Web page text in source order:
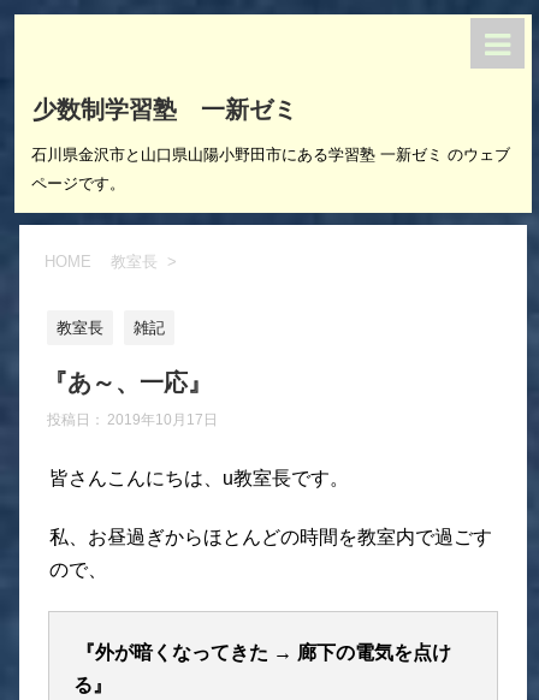
少数制学習塾 一新ゼミ
石川県金沢市と山口県山陽小野田市にある学習塾 一新ゼミ のウェブ
ページです。
HOME 教室長 >
教室長 雑記
『あ～、一応』
投稿日： 2019年10月17日
皆さんこんにちは、u教室長です。
私、お昼過ぎからほとんどの時間を教室内で過ごす
ので、
『外が暗くなってきた → 廊下の電気を点け
る』